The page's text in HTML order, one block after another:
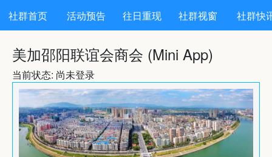
社群首页 活动预告 往日重现 社群视窗 社群快
美加邵阳联谊会商会 (Mini App)
当前状态: 尚未登录